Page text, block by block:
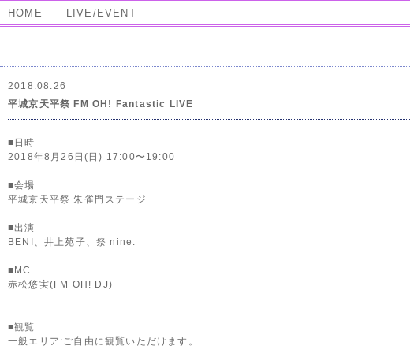
HOME LIVE/EVENT
2018.08.26
平城京天平祭 FM OH! Fantastic LIVE
■日時
2018年8月26日(日) 17:00〜19:00
■会場
平城京天平祭 朱雀門ステージ
■出演
BENI、井上苑子、祭 nine.
■MC
赤松悠実(FM OH! DJ)
■観覧
一般エリア:ご自由に観覧いただけます。